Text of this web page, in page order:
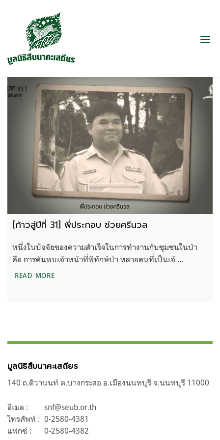
[ก้าวสู่ปีที่ 31] พี่ประกอบ ช่วยศรีนวล
หนึ่งในปัจจัยของความสำเร็จในการทำงานกับชุมชนในป่า
คือ การค้นพบเจ้าหน้าที่พิทักษ์ป่า หลายคนที่เป็นเจ้ …
READ MORE[ก้าวสู่ปีที่ 31] พี่ประกอบ ช่วยศรีนวล
มูลนิธิสืบนาคะเสถียร
140 ถ.ติวานนท์ ต.บางกระสอ อ.เมืองนนทบุรี จ.นนทบุรี 11000
อีเมล :
snf@seub.or.th
โทรศัพท์ : 0-2580-4381
แฟกซ์ :
0-2580-4382